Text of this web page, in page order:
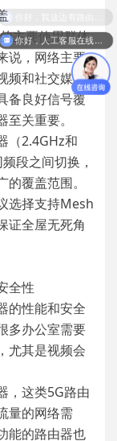
主要使用群体
说，网络主要
频和社交媒
备良好信号覆
关重要。
（2.4GHz和
段之间切换，
覆盖范围。
选择支持Mesh
证全屋无死角
全性
的性能和安全
多办公室需要
尤其是视频会
，这类5G路由
量的网络需
能的路由器也